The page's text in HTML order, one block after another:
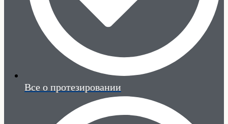
Все о протезировании